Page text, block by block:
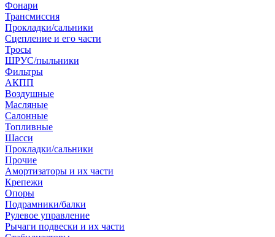
Фонари
Трансмиссия
Прокладки/сальники
Сцепление и его части
Тросы
ШРУС/пыльники
Фильтры
АКПП
Воздушные
Масляные
Салонные
Топливные
Шасси
Прокладки/сальники
Прочие
Амортизаторы и их части
Крепежи
Опоры
Подрамники/балки
Рулевое управление
Рычаги подвески и их части